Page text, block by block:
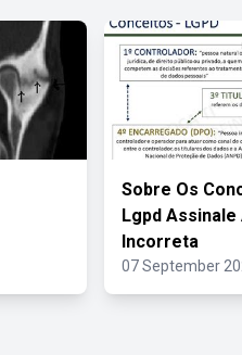
Sobre Os
Lgpd
Incorreta
07 September